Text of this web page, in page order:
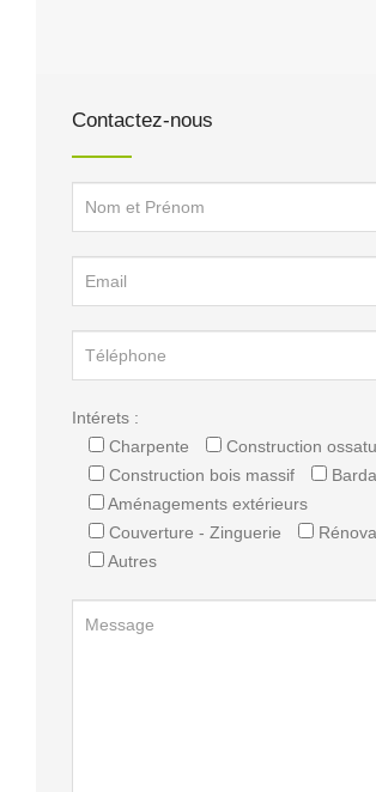
Contactez-nous
Intérets :
Charpente
Construction
Construction bois massif
Aménagements extérieurs
Couverture - Zinguerie
Autres